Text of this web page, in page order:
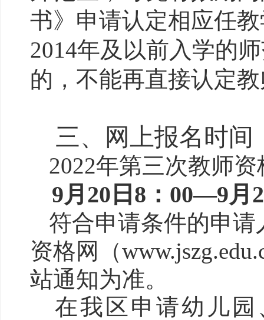
书》申请认定相应任
2014年及以前入学的
的，不能再直接认定
三、网上报名时间
2022年第三次教师资
9月 20日8 ： 00—9月
符合申请条件的申
资格网（
站通知为准。
在我区申请幼儿